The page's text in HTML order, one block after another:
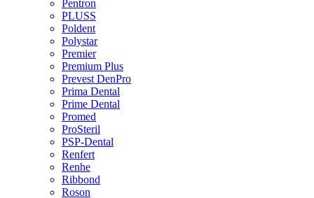
Pentron
PLUSS
Poldent
Polystar
Premier
Premium Plus
Prevest DenPro
Prima Dental
Prime Dental
Promed
ProSteril
PSP-Dental
Renfert
Renhe
Ribbond
Roson